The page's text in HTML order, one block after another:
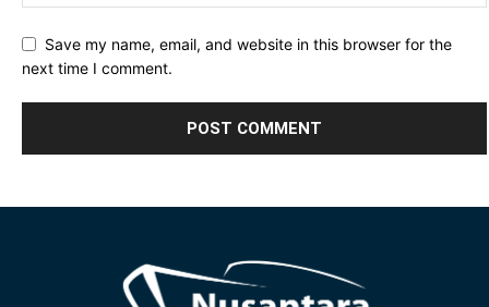
Save my name, email, and website in this browser for the
next time I comment.